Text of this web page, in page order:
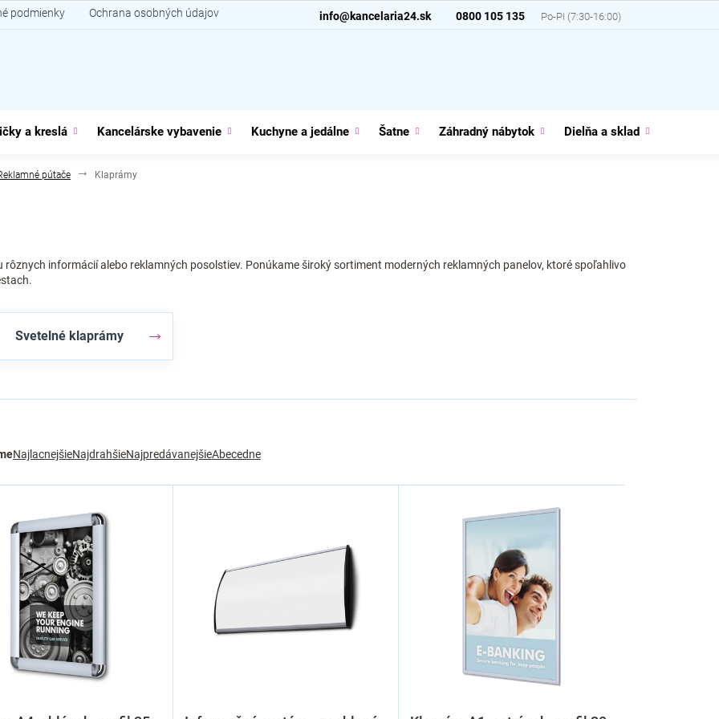
0800 105 135
info@kancelaria24.sk
podmienky Ochrana osobných údajov
a kreslá Kancelárske vybavenie Kuchyne a jedálne Šatne Záhradný nábytok Dielňa a sklad
pútače Klaprámy
informácií alebo reklamných posolstiev. Ponúkame široký sortiment moderných reklamných panelov, ktoré spoľahlivo
Svetelné klaprámy
NajlacnejšieNajdrahšieNajpredávanejšieAbecedne